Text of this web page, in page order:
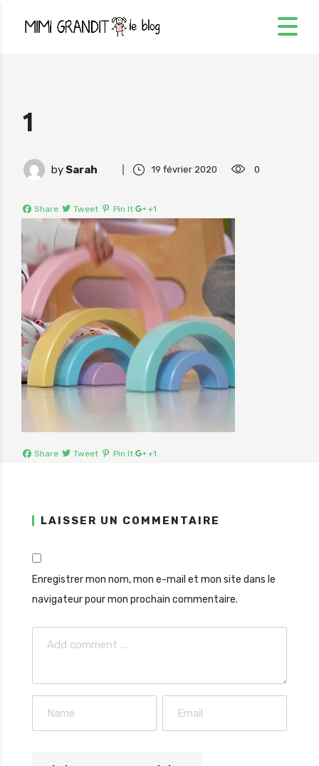
1
by Sarah 19 février 2020 0
Share Tweet Pin It +1
Share Tweet Pin It +1
LAISSER UN COMMENTAIRE
Enregistrer mon nom, mon e-mail et mon site dans le
navigateur pour mon prochain commentaire.